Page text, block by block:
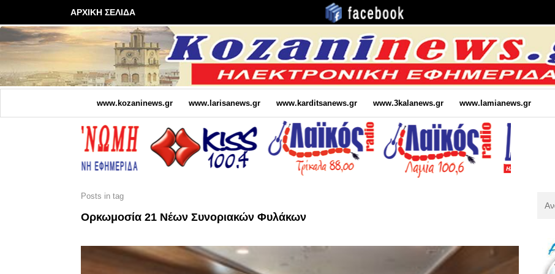
ΑΡΧΙΚΗ ΣΕΛΙΔΑ
www.kozaninews.gr www.larisanews.gr www.karditsanews.gr www.3kalanews.gr www.lamianews.gr
Posts in tag
Ορκωμοσία 21 Νέων Συνοριακών Φυλάκων